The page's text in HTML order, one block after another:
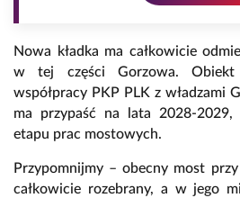
Nowa kładka ma całkowicie
w tej części Gorzowa. Obiekt
współpracy PKP PLK z władzami
ma przypaść na lata 2028-2029,
etapu prac mostowych.
Przypomnijmy – obecny most
całkowicie rozebrany, a w jego